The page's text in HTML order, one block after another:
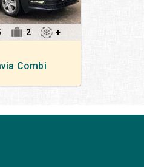
Сombi
2 +